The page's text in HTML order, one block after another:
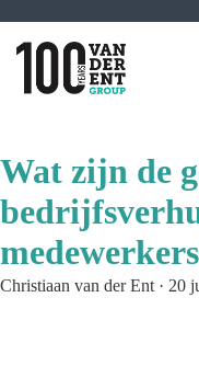
Wat zijn de
Christiaan van der Ent· 20